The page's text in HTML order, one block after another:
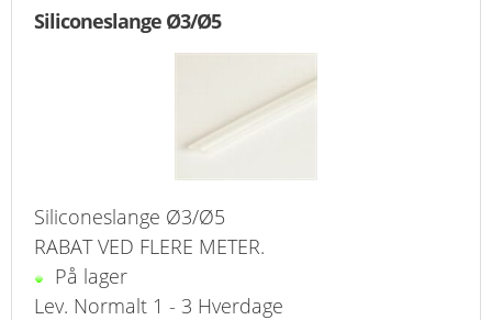
FORSIDE
TILBUD
PROFIL
Siliconeslange Ø3/Ø5
Siliconeslange Ø3/Ø5
RABAT VED FLERE METER.
På lager
Lev. Normalt 1 - 3 Hverdage